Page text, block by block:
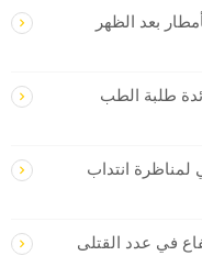
بعد الظهر
طلبة الطب
لمناظرة انتداب
في عدد القتلى